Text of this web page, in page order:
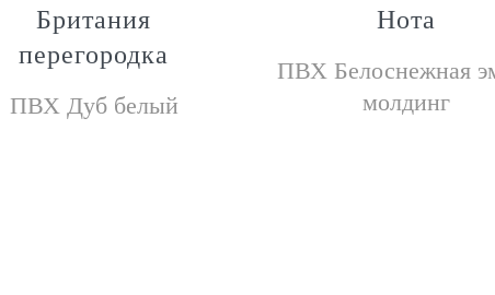
Британия
перегородка
ПВХ Дуб белый
Нота
ПВХ Белоснежная
молдинг